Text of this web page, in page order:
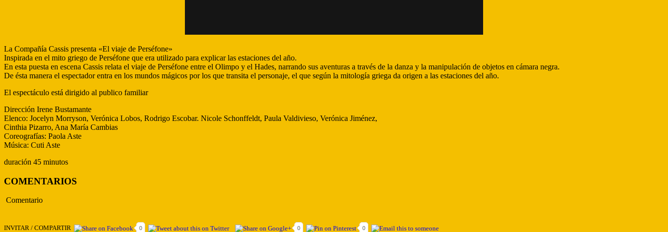
La Compañía Cassis presenta «El viaje de Perséfone»
Inspirada en el mito griego de Perséfone que era utilizado para explicar las estaciones del año.
En esta puesta en escena Cassis relata el viaje de Perséfone entre el Olimpo y el Hades, narrando sus aventuras a través de la danza y la manipulación de objetos en cámara negra.
De ésta manera el espectador entra en los mundos mágicos por los que transita el personaje, el que según la mitología griega da origen a las estaciones del año.
El espectáculo está dirigido al publico familiar
Dirección Irene Bustamante
Elenco: Jocelyn Morryson, Verónica Lobos, Rodrigo Escobar. Nicole Schonffeldt, Paula Valdivieso, Verónica Jiménez,
Cinthia Pizarro, Ana María Cambias
Coreografías: Paola Aste
Música: Cuti Aste
duración 45 minutos
COMENTARIOS
Comentario
INVITAR / COMPARTIR 0 0 0